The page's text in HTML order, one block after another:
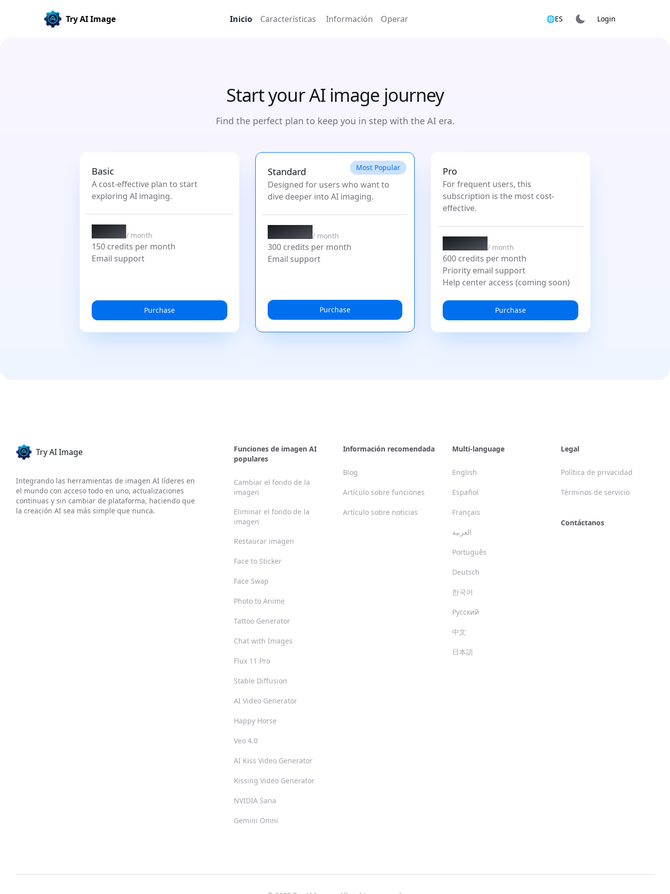
Try AI Image Inicio Características Información Operar 🌐ES Login
Start your AI image journey
Find the perfect plan to keep you in step with the AI era.
Basic
A cost-effective plan to start
exploring AI imaging.
$9.9/ month
150 credits per month
Email support
Purchase
Most Popular
Standard
Designed for users who want to
dive deeper into AI imaging.
$19.9/ month
300 credits per month
Email support
Purchase
Pro
For frequent users, this
subscription is the most cost-
effective.
$29.9/ month
600 credits per month
Priority email support
Help center access (coming soon)
Purchase
Try AI Image
Integrando las herramientas de imagen AI líderes en
el mundo con acceso todo en uno, actualizaciones
continuas y sin cambiar de plataforma, haciendo que
la creación AI sea más simple que nunca.
Funciones de imagen AI
populares
Cambiar el fondo de la
imagen
Eliminar el fondo de la
imagen
Restaurar imagen
Face to Sticker
Face Swap
Photo to Anime
Tattoo Generator
Chat with Images
Flux 11 Pro
Stable Diffusion
AI Video Generator
Happy Horse
Veo 4.0
AI Kiss Video Generator
Kissing Video Generator
NVIDIA Sana
Gemini Omni
Información recomendada
Blog
Artículo sobre funciones
Artículo sobre noticias
Multi-language
English
Español
Français
العربية
Português
Deutsch
한국어
Русский
中文
日本語
Legal
Política de privacidad
Términos de servicio
Contáctanos